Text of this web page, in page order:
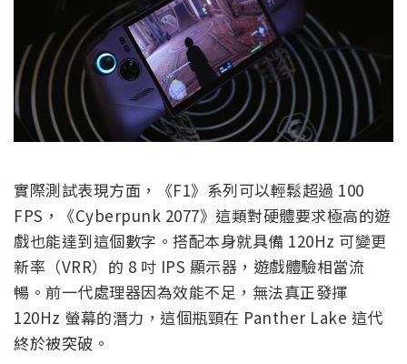
實際測試表現方面，《F1》系列可以輕鬆超過 100
FPS，《Cyberpunk 2077》這類對硬體要求極高的遊
戲也能達到這個數字。搭配本身就具備 120Hz 可變更
新率（VRR）的 8 吋 IPS 顯示器，遊戲體驗相當流
暢。前一代處理器因為效能不足，無法真正發揮
120Hz 螢幕的潛力，這個瓶頸在 Panther Lake 這代
終於被突破。